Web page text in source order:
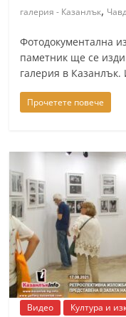
галерия - Казанлък,
Фотодокументална
паметник ще се
галерия в Казанлък.
Прочетете повече
Видео Култура и